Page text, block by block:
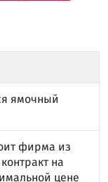
ямочный
фирма из
на
цене